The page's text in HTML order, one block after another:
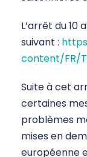
L’arrêt du 10
suivant :
content/FR/
Suite à cet
certaines
problèmes
mises en
européenne